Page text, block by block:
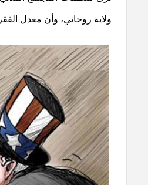
ولاية روحاني، وأن معدل الفقر